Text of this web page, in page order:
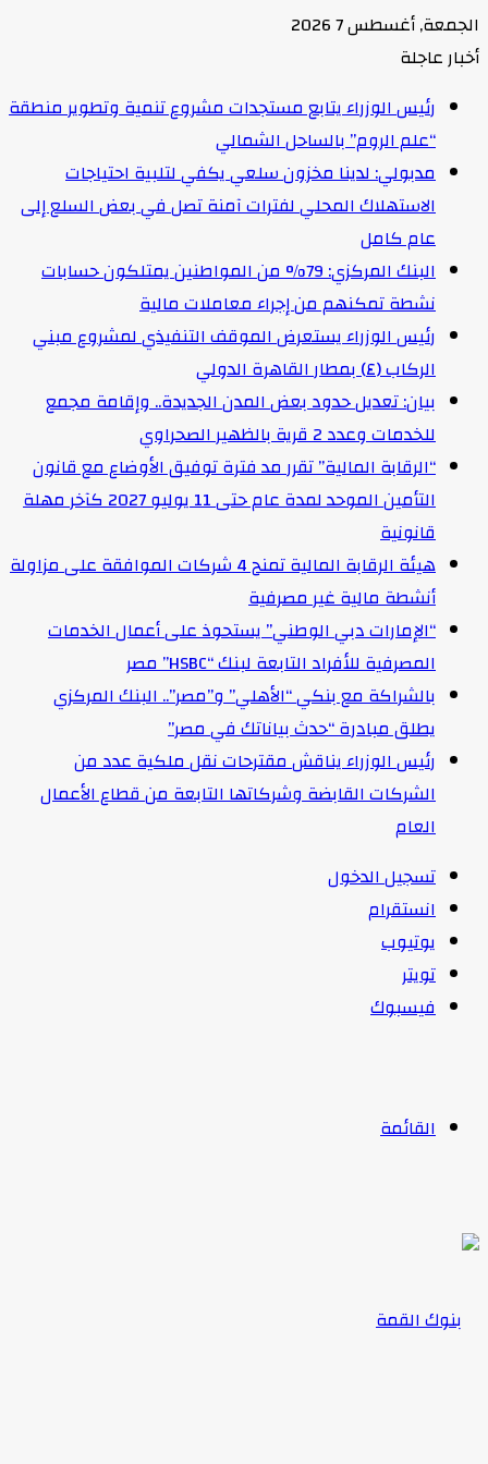
الجمعة, أغسطس 7 2026
أخبار عاجلة
رئيس الوزراء يتابع مستجدات مشروع تنمية وتطوير منطقة
“علم الروم” بالساحل الشمالي
مدبولي: لدينا مخزون سلعي يكفي لتلبية احتياجات
الاستهلاك المحلي لفترات آمنة تصل في بعض السلع إلى
عام كامل
البنك المركزي: 79% من المواطنين يمتلكون حسابات
نشطة تمكنهم من إجراء معاملات مالية
رئيس الوزراء يستعرض الموقف التنفيذي لمشروع مبني
الركاب (٤) بمطار القاهرة الدولي
بيان: تعديل حدود بعض المدن الجديدة.. وإقامة مجمع
للخدمات وعدد 2 قرية بالظهير الصحراوي
“الرقابة المالية” تقرر مد فترة توفيق الأوضاع مع قانون
التأمين الموحد لمدة عام حتى 11 يوليو 2027 كآخر مهلة
قانونية
هيئة الرقابة المالية تمنح 4 شركات الموافقة على مزاولة
أنشطة مالية غير مصرفية
“الإمارات دبي الوطني” يستحوذ على أعمال الخدمات
المصرفية للأفراد التابعة لبنك “HSBC” مصر
بالشراكة مع بنكي “الأهلي” و”مصر”.. البنك المركزي
يطلق مبادرة “حدث بياناتك في مصر”
رئيس الوزراء يناقش مقترحات نقل ملكية عدد من
الشركات القابضة وشركاتها التابعة من قطاع الأعمال
العام
تسجيل الدخول
انستقرام
يوتيوب
تويتر
فيسبوك
القائمة